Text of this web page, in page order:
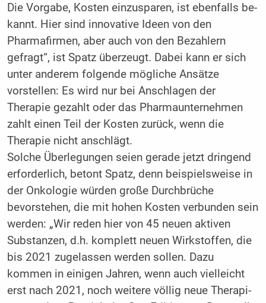
Die Vorgabe, Kosten einzusparen, ist ebenfalls be­
kannt. Hier sind innovative Ideen von den
Pharmafirmen, aber auch von den Bezahlern
gefragt“, ist Spatz überzeugt. Dabei kann er sich
unter anderem folgende mögliche Ansät­ze
vorstellen: Es wird nur bei Anschlagen der
Therapie gezahlt oder das Pharmaunterneh­men
zahlt einen Teil der Kosten zurück, wenn die
Therapie nicht anschlägt.
Solche Überlegungen seien gerade jetzt drin­gend
erforderlich, betont Spatz, denn bei­spielsweise in
der Onkologie würden große Durchbrüche
bevorstehen, die mit hohen Kosten verbunden sein
werden: „Wir reden hier von 45 neuen aktiven
Substanzen, d.h. komplett neuen Wirkstoffen, die
bis 2021 zugelassen werden sollen. Dazu
kommen in einigen Jahren, wenn auch vielleicht
erst nach 2021, noch weitere völlig neue Therapi­